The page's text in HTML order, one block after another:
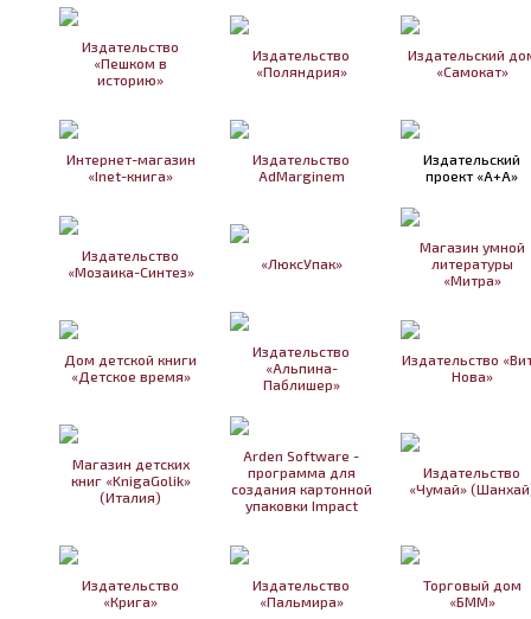
Издательство
«Пешком в
историю»
Издательство
«Поляндрия»
Издательский
«Самокат»
Интернет-магазин
«Inet-книга»
Издательство
AdMarginem
Издательский
проект «А+А»
Издательство
«Мозаика-Синтез»
«ЛюксУпак»
Магазин умной
литературы
«Митра»
Дом детской книги
«Детское время»
Издательство
«Альпина-
Паблишер»
Издательство
Нова»
Магазин детских
книг «KnigaGolik»
(Италия)
Arden Software -
программа для
создания картонной
упаковки Impact
Издательство
«Чумай»
Издательство
«Крига»
Издательство
«Пальмира»
Торговый дом
«БММ»